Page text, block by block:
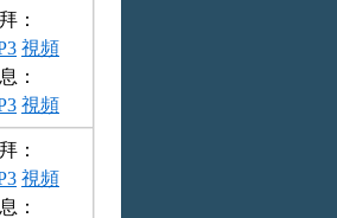
：
視頻
：
視頻
：
視頻
：